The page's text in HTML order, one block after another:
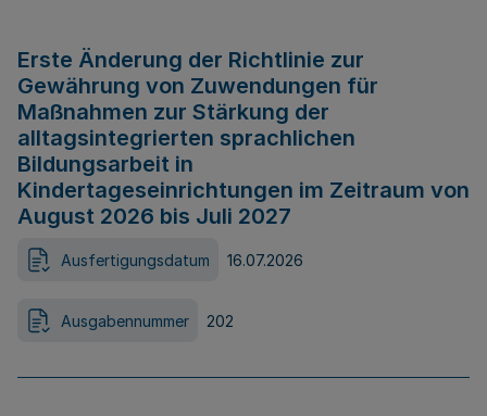
Erste Änderung der Richtlinie zur
Gewährung von Zuwendungen für
Maßnahmen zur Stärkung der
alltagsintegrierten sprachlichen
Bildungsarbeit in
Kindertageseinrichtungen im Zeitraum von
August 2026 bis Juli 2027
Ausfertigungsdatum 16.07.2026
Ausgabennummer 202